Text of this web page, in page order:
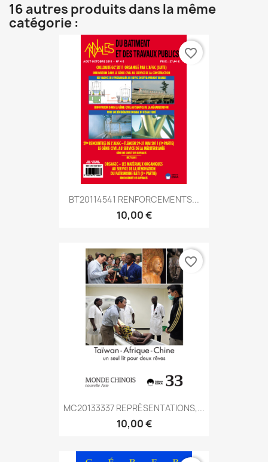
16 autres produits dans la même
catégorie :
BT20114541 RENFORCEMENTS...
10,00 €
favorite_border
MC20133337 REPRÉSENTATIONS,...
10,00 €
favorite_border